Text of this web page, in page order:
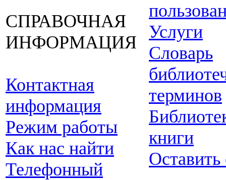
СПРАВОЧНАЯ
ИНФОРМАЦИЯ
Контактная
информация
Режим работы
Как нас найти
Телефонный
Услуги
Словарь
терминов
книги
Оставить